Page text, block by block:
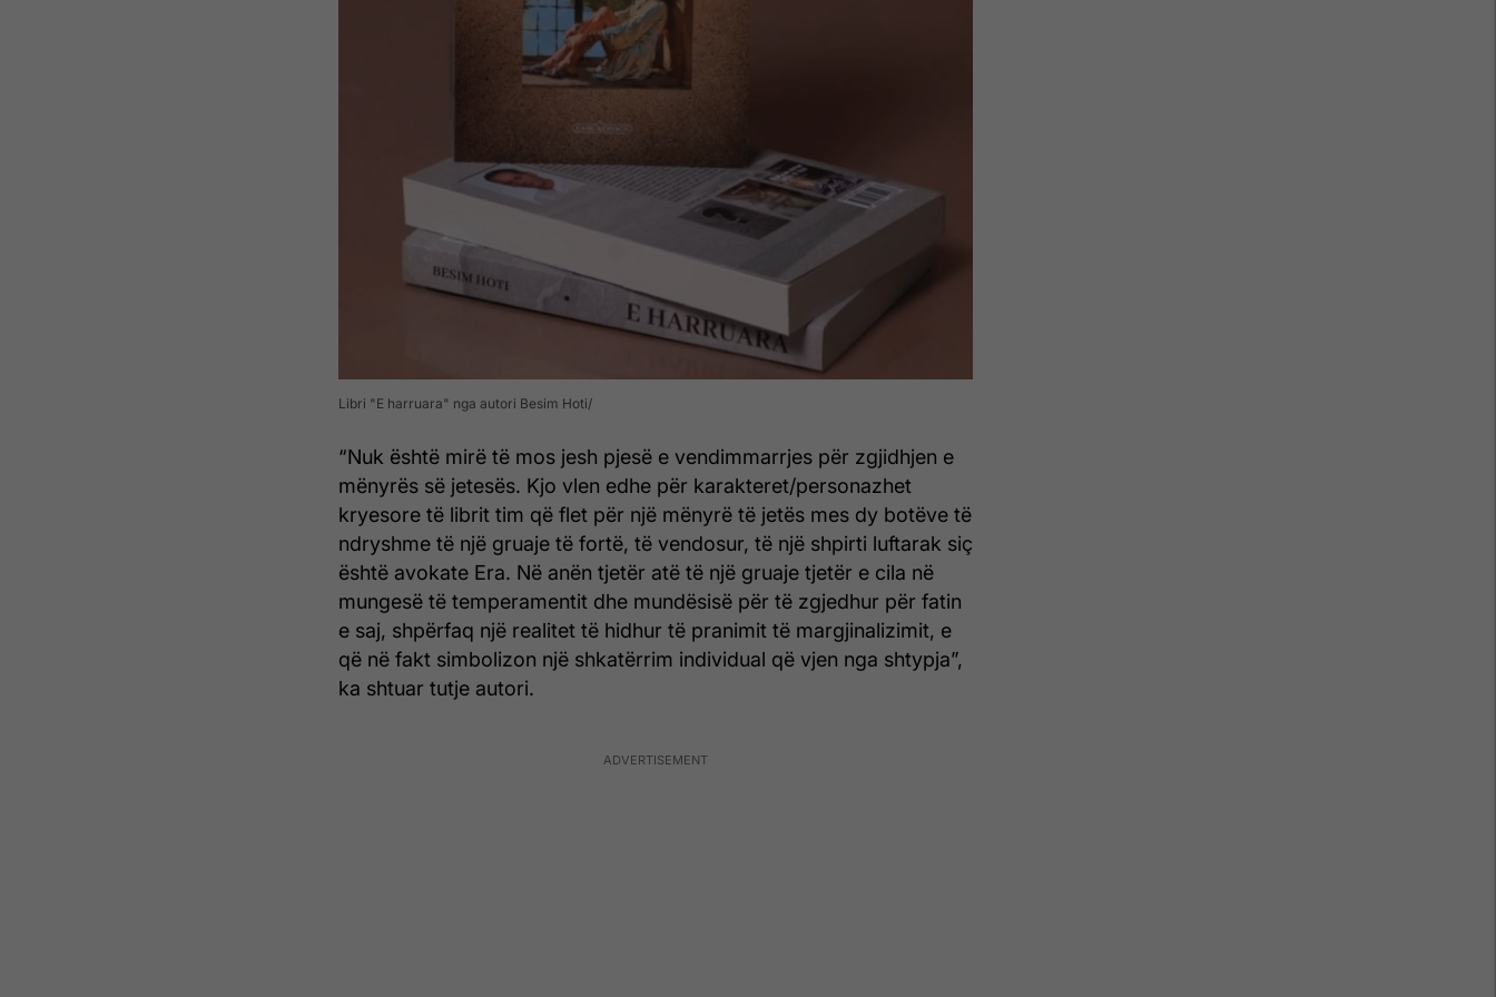
Libri "E harruara" nga autori Besim Hoti
“Nuk është mirë të mos jesh pjesë e vendimmarrjes për zgjidhjen e
mënyrës së jetesës. Kjo vlen edhe për karakteret/personazhet
kryesore të librit tim që flet për një mënyrë të jetës mes dy botëve të
ndryshme të një gruaje të fortë, të vendosur, të një shpirti luftarak siç
është avokate Era. Në anën tjetër atë të një gruaje tjetër e cila në
mungesë të temperamentit dhe mundësisë për të zgjedhur për fatin
e saj, shpërfaq një realitet të hidhur të pranimit të margjinalizimit, e
që në fakt simbolizon një shkatërrim individual që vjen nga shtypja”,
ka shtuar tutje autori.